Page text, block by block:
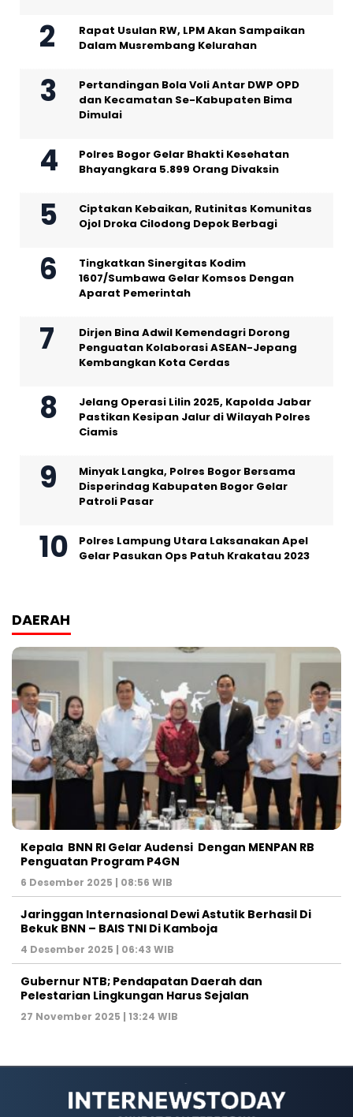
Rapat Usulan RW, LPM Akan Sampaikan
Dalam Musrembang Kelurahan
Pertandingan Bola Voli Antar DWP OPD
dan Kecamatan Se-Kabupaten Bima
Dimulai
Polres Bogor Gelar Bhakti Kesehatan
Bhayangkara 5.899 Orang Divaksin
Ciptakan Kebaikan, Rutinitas Komunitas
Ojol Droka Cilodong Depok Berbagi
Tingkatkan Sinergitas Kodim
1607/Sumbawa Gelar Komsos Dengan
Aparat Pemerintah
Dirjen Bina Adwil Kemendagri Dorong
Penguatan Kolaborasi ASEAN-Jepang
Kembangkan Kota Cerdas
Jelang Operasi Lilin 2025, Kapolda Jabar
Pastikan Kesipan Jalur di Wilayah Polres
Ciamis
Minyak Langka, Polres Bogor Bersama
Disperindag Kabupaten Bogor Gelar
Patroli Pasar
Polres Lampung Utara Laksanakan Apel
Gelar Pasukan Ops Patuh Krakatau 2023
DAERAH
Kepala BNN RI Gelar Audensi Dengan MENPAN RB
Penguatan Program P4GN
6 Desember 2025 | 08:56 WIB
Jaringgan Internasional Dewi Astutik Berhasil Di
Bekuk BNN – BAIS TNI Di Kamboja
4 Desember 2025 | 06:43 WIB
Gubernur NTB; Pendapatan Daerah dan
Pelestarian Lingkungan Harus Sejalan
27 November 2025 | 13:24 WIB